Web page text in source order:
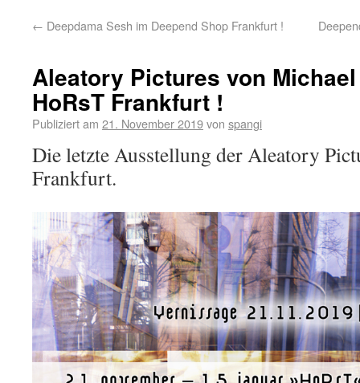
← Deepdama Sesh im Deepend Shop Frankfurt !
Aleatory Pictures von
HoRsT Frankfurt !
Publiziert am 21. November 2019von spangi
Die letzte Ausstellung der Aleatory
Frankfurt.